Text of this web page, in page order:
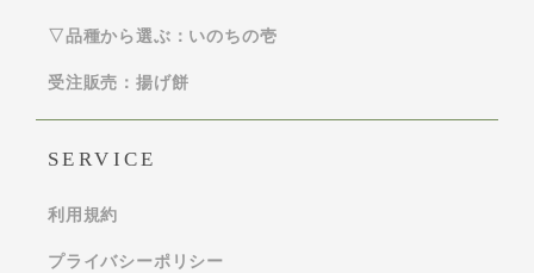
▽品種から選ぶ：いのちの壱
受注販売：揚げ餅
SERVICE
利用規約
プライバシーポリシー